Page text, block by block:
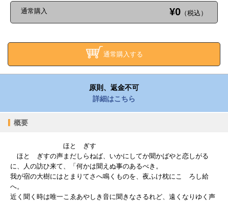
通常購入 ¥0 （税込）
通常購入する
原則、返金不可
詳細はこちら
概要
ほとゝぎす
ほとゝぎすの声まだしらねば、いかにしてか聞かばやと恋しがる
に、人の訪ひ来て、「何かは聞えぬ事のあるべき。
我が宿の大樹にはとまりてさへ鳴くものを、夜ふけ枕にこゝろし給
へ。
近く聞く時は唯一こゑあやしき音に聞きなさるれど、遠くなりゆく声